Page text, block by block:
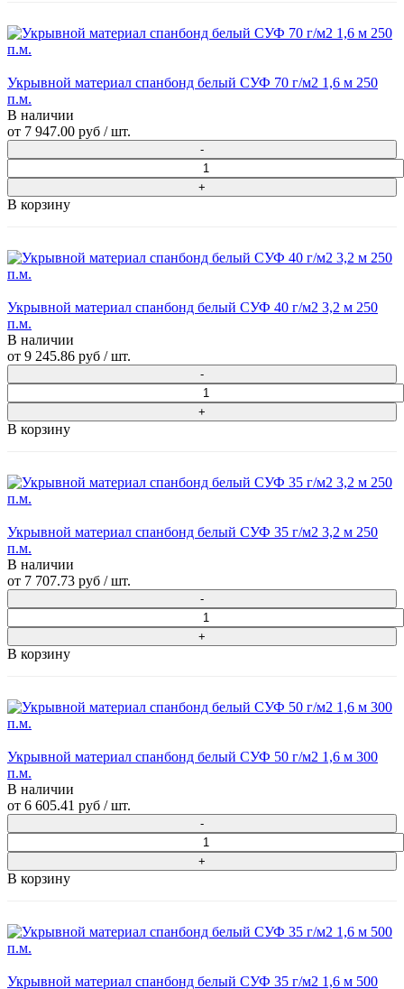
Укрывной материал спанбонд белый СУФ 70 г/м2 1,6 м 250
п.м.
В наличии
от 7 947.00 руб / шт.
В корзину
Укрывной материал спанбонд белый СУФ 40 г/м2 3,2 м 250
п.м.
В наличии
от 9 245.86 руб / шт.
В корзину
Укрывной материал спанбонд белый СУФ 35 г/м2 3,2 м 250
п.м.
В наличии
от 7 707.73 руб / шт.
В корзину
Укрывной материал спанбонд белый СУФ 50 г/м2 1,6 м 300
п.м.
В наличии
от 6 605.41 руб / шт.
В корзину
Укрывной материал спанбонд белый СУФ 35 г/м2 1,6 м 500